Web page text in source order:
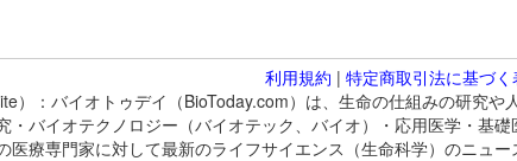
利用規約 | 特定商取引法に基づく
）：バイオトゥデイ（BioToday.com）は、生命の仕組みの研究や
・バイオテクノロジー（バイオテック、バイオ）・応用医学・基
療専門家に対して最新のライフサイエンス（生命科学）のニュー